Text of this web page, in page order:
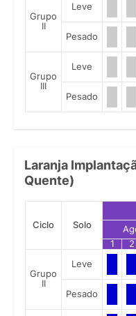
Grupo
II
Leve
Pesado
Grupo
III
Leve
Pesado
Laranja
Quente)
Ciclo Solo
1
2
Grupo
II
Leve
Pesado